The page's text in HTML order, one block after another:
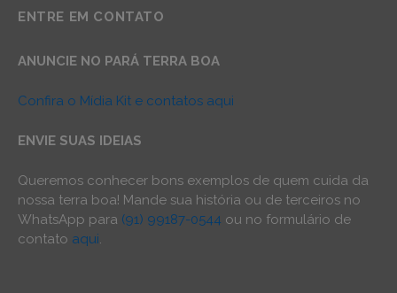
ENTRE EM CONTATO
ANUNCIE NO PARÁ TERRA BOA
Confira o Mídia Kit e contatos aqui
ENVIE SUAS IDEIAS
Queremos conhecer bons exemplos de quem cuida da
nossa terra boa! Mande sua história ou de terceiros no
WhatsApp para (91) 99187-0544 ou no formulário de
contato aqui.